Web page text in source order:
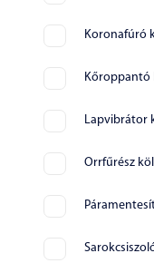
Koronafúró
Kőroppantó
Lapvibrátor
Orrfűrész